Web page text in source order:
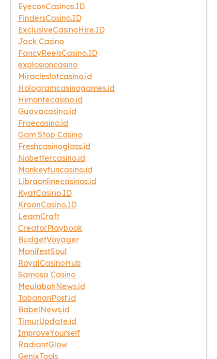
EyeconCasinos.ID
FindersCasino.ID
ExclusiveCasinoHire.ID
Jack Casino
FancyReelsCasino.ID
explosioncasino
Miracleslotcasino.id
Hologramcasinogames.id
Himontecasino.id
Guavacasino.id
Froecasino.id
Gam Stop Casino
Freshcasinoglass.id
Nobettercasino.id
Monkeyfuncasino.id
Libraonlinecasinos.id
KyatCasino.ID
KroonCasino.ID
LearnCraft
CreatorPlaybook
BudgetVoyager
ManifestSoul
RoyalCasinoHub
Samosa Casino
MeulabohNews.id
TabananPost.id
BabelNews.id
TimurUpdate.id
ImproveYourself
RadiantGlow
GenixTools